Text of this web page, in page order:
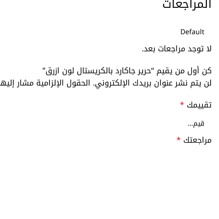
لا توجد مراجعات بعد.
كن أول من يقيم “حرير جاكارد بالكريستال لون ازرق”
لن يتم نشر عنوان بريدك الإلكتروني. الحقول الإلزامية مشار
تقييمك *
مراجعتك *